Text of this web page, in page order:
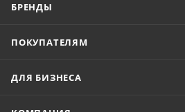
БРЕНДЫ
ПОКУПАТЕЛЯМ
ДЛЯ БИЗНЕСА